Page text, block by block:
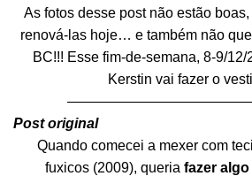
As fotos desse post não estão
renová-las hoje… e também não
BC!!! Esse fim-de-semana, 8-9/
Kerstin vai fazer o
Post original
Quando comecei a mexer com
fuxicos (2009), queria fazer